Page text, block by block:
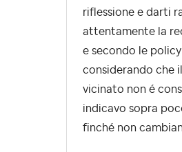
riflessione e darti
attentamente la
e secondo le
considerando che
vicinato non é
indicavo sopra
finché non